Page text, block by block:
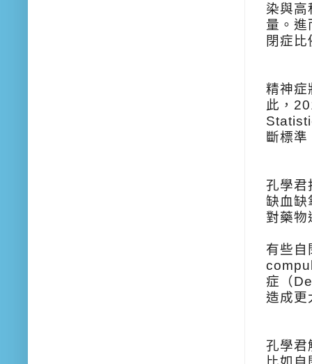
染與高
量。進
閉症
精神症
此，
斷標準
孔學君
缺血缺
對藥物
有些
症（
造成更
孔學君